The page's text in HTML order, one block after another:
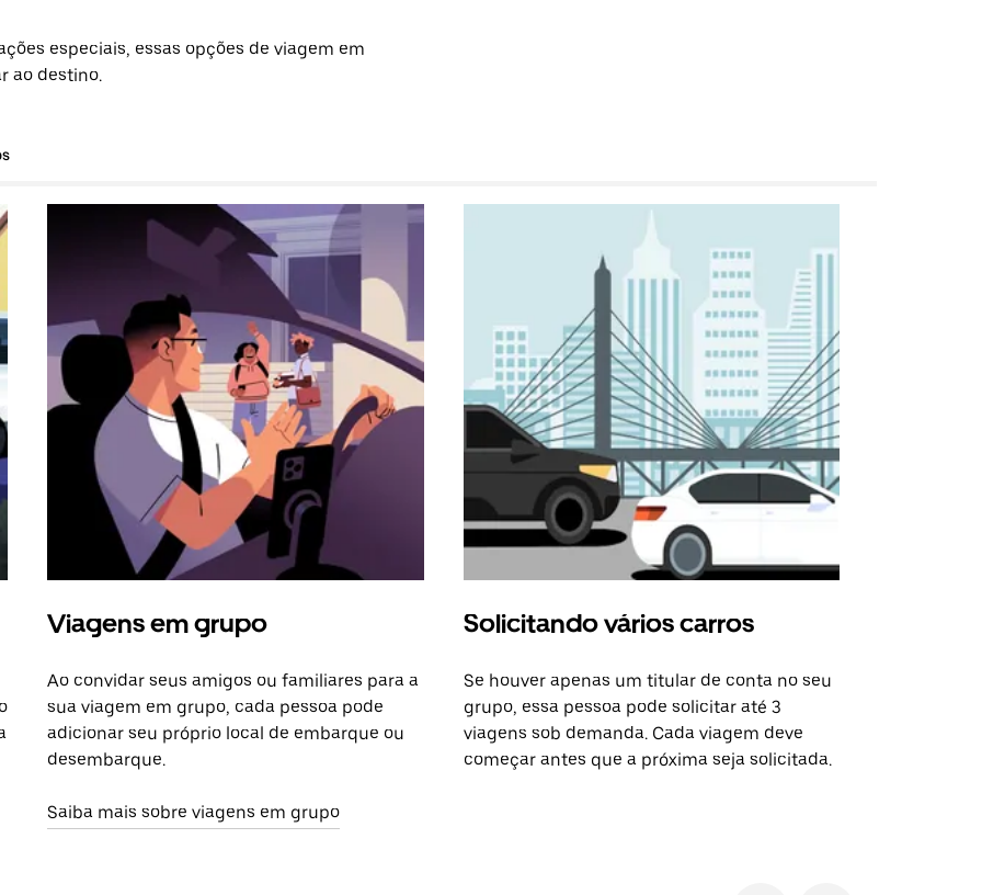
especiais, essas opções de viagem em
ao destino.
Viagens em grupo
Ao convidar seus amigos ou familiares para a
sua viagem em grupo, cada pessoa pode
adicionar seu próprio local de embarque ou
desembarque.
Saiba mais sobre viagens em grupo
Solicitando vários carros
Se houver apenas um titular de conta no seu
grupo, essa pessoa pode solicitar até 3
viagens sob demanda. Cada viagem deve
começar antes que a próxima seja solicitada.